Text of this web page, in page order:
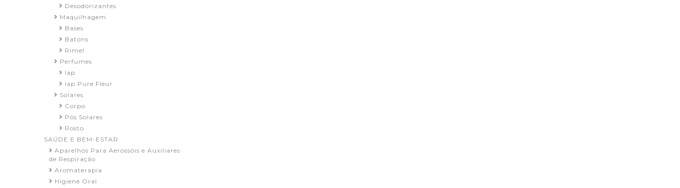
Desodorizantes
Maquilhagem
Bases
Batons
Rimel
Perfumes
Iap
Iap Pure Fleur
Solares
Corpo
Pós Solares
Rosto
SAÚDE E BEM-ESTAR
Aparelhos Para Aerossóis e Auxiliares
de Respiração
Aromaterapia
Higiene Oral